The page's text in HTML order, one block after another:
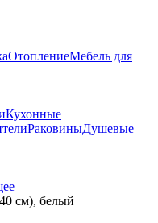
ОтоплениеМебель для
Кухонные
РаковиныДушевые
см), белый